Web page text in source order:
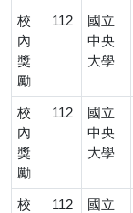
校
內
獎
勵
112
國立
中央
大學
校
內
獎
勵
112
國立
中央
大學
校
112
國立